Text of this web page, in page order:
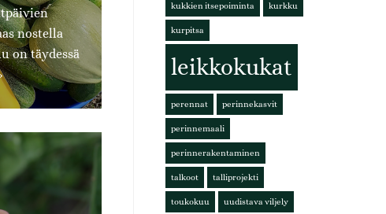
nostella
on täydessä
kukkien itsepoiminta kurkku
kurpitsa
leikkokukat
perennat perinnekasvit
perinnemaali
perinnerakentaminen
talkoot talliprojekti
toukokuu uudistava viljely